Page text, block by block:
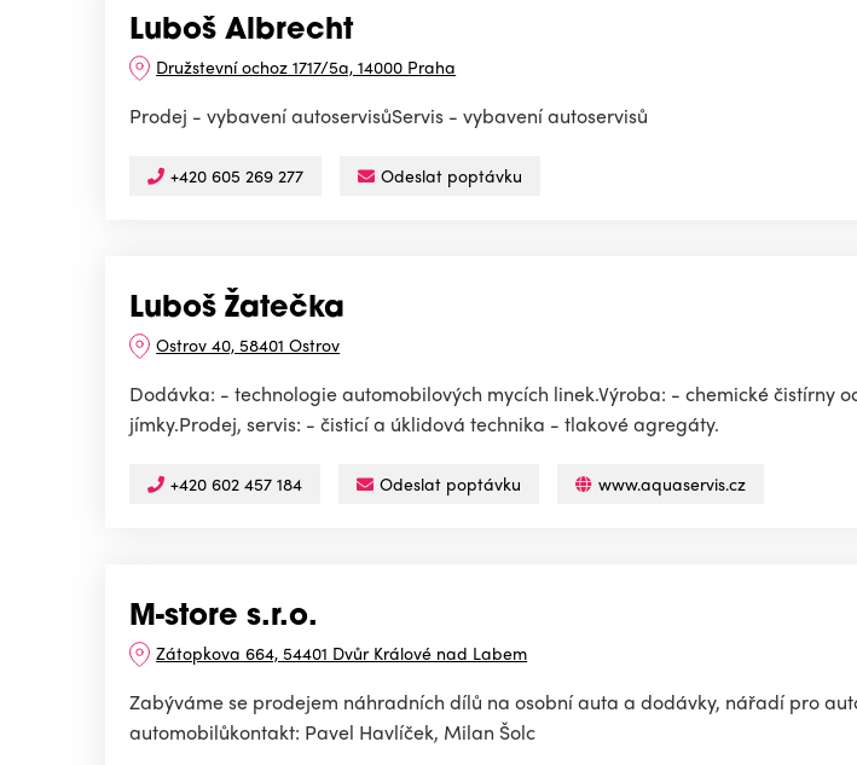
Luboš Albrecht
Družstevní ochoz 1717/5a, 14000 Praha
Prodej - vybavení autoservisůServis - vybavení autoservisů
+420 605 269 277 Odeslat poptávku
Luboš Žatečka
Ostrov 40, 58401 Ostrov
Dodávka: - technologie automobilových mycích linek.Výroba: - chemické čistírny
jímky.Prodej, servis: - čisticí a úklidová technika - tlakové agregáty.
+420 602 457 184 Odeslat poptávku www.aquaservis.cz
M-store s.r.o.
Zátopkova 664, 54401 Dvůr Králové nad Labem
Zabýváme se prodejem náhradních dílů na osobní auta a dodávky, nářadí pro
automobilůkontakt: Pavel Havlíček, Milan Šolc